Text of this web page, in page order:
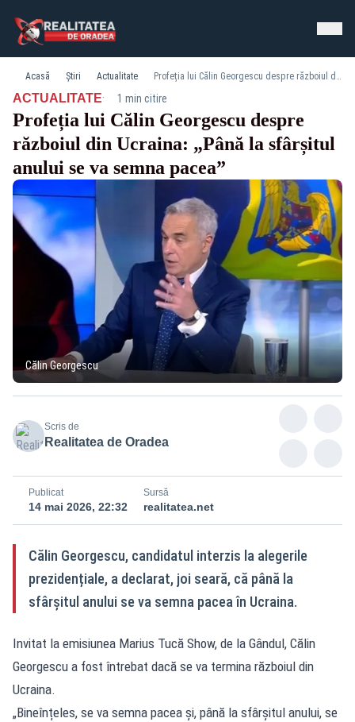
Acasă Știri Actualitate Profeția lui Călin Georgescu despre războiul din Ucraina: „Până la sfârșitul anului se va semna pacea”
ACTUALITATE· 1 min citire
Profeția lui Călin Georgescu despre
războiul din Ucraina: „Până la sfârșitul
anului se va semna pacea”
Călin Georgescu
Scris de
Realitatea de Oradea
Publicat
14 mai 2026, 22:32
Sursă
realitatea.net
Călin Georgescu, candidatul interzis la alegerile
prezidențiale, a declarat, joi seară, că până la
sfârșitul anului se va semna pacea în Ucraina.
Invitat la emisiunea Marius Tucă Show, de la Gândul, Călin
Georgescu a fost întrebat dacă se va termina războiul din
Ucraina.
„Bineînțeles, se va semna pacea și, până la sfârșitul anului, se